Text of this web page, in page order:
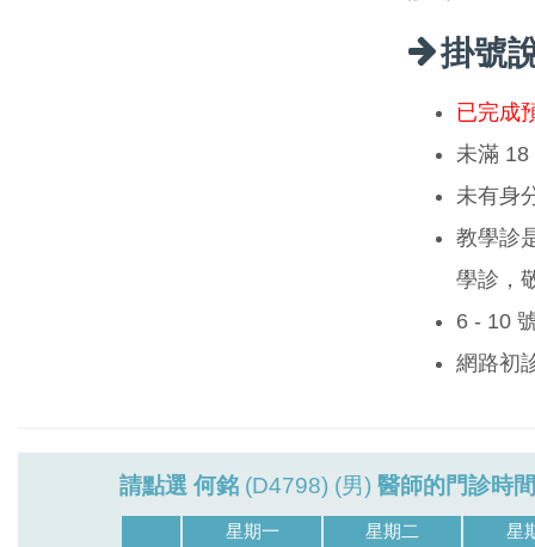
掛號
已完成
未滿 18
未有身
教學診
學診，
6 - 10
網路初